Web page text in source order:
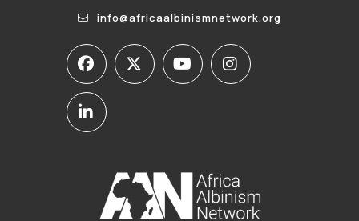
info@africaalbinismnetwork.org